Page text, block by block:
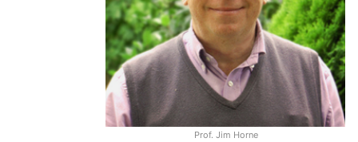
Prof. Jim Horne